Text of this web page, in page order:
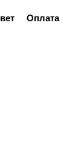
Оплата